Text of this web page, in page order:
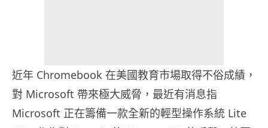
近年 Chromebook 在美國教育市場取得不俗成績，
對 Microsoft 帶來極大威脅，最近有消息指
Microsoft 正在籌備一款全新的輕型操作系統 Lite